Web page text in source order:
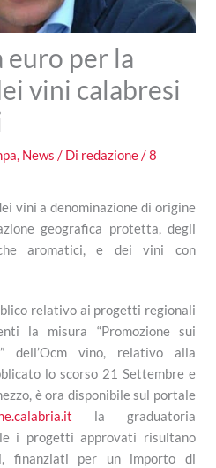
per la
vini calabresi
, News / Di redazione/8
vini a denominazione di origine
geografica protetta, degli
aromatici, e dei vini con
relativo ai progetti regionali
la misura “Promozione sui
dell’Ocm vino, relativo alla
lo scorso 21 Settembre e
è ora disponibile sul portale
la graduatoria
i progetti approvati risultano
finanziati per un importo di